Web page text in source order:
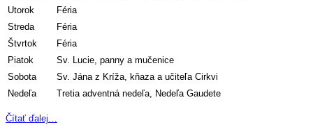
Utorok
Féria
Streda
Féria
Štvrtok
Féria
Piatok
Sv. Lucie, panny a mučenice
Sobota
Sv. Jána z Kríža, kňaza a učiteľa Cirkvi
Nedeľa
Tretia adventná nedeľa, Nedeľa Gaudete
Čítať ďalej…